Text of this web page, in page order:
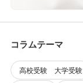
コラムテーマ
高校受験 大学受験